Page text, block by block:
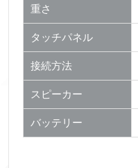
重さ
タッチパネル
接続方法
スピーカー
バッテリー